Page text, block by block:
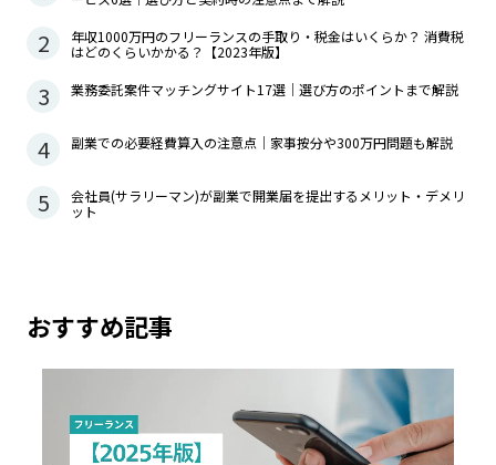
2
年収1000万円のフリーランスの手取り・税金はいくらか？ 消費税
はどのくらいかかる？【2023年版】
3 業務委託案件マッチングサイト17選｜選び方のポイントまで解説
4 副業での必要経費算入の注意点｜家事按分や300万円問題も解説
5
会社員(サラリーマン)が副業で開業届を提出するメリット・デメリ
ット
おすすめ記事